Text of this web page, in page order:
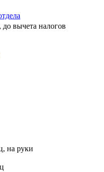
до вычета налогов
на руки